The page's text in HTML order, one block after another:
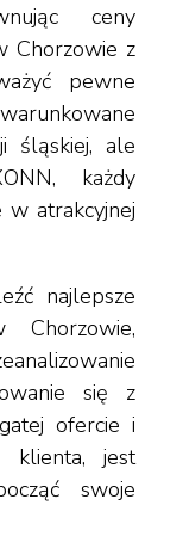
ceny
Chorzowie z
pewne
śląskiej, ale
każdy
w atrakcyjnej
najlepsze
Chorzowie,
się z
ofercie i
klienta, jest
swoje